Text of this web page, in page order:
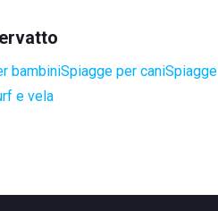
bambiniSpiagge per cani
e vela